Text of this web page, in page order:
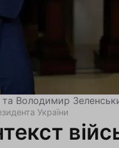
Володимир
України